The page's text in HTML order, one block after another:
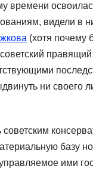
времени
видели в
(хотя почему
ни своего
базу
ими